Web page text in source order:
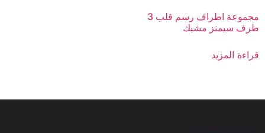
مجموعة اطراف رسم قلب 3
طرف سيمنز مشبك
قراءة المزيد